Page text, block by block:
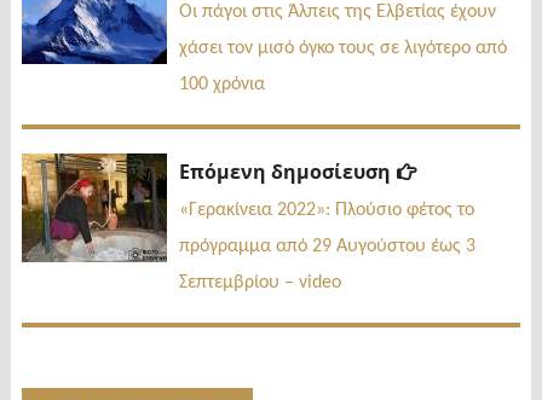
άρθρων
Οι πάγοι στις Άλπεις της Ελβετίας έχουν
χάσει τον μισό όγκο τους σε λιγότερο από
100 χρόνια
Επόμενη δημοσίευση
Επόμενη
«Γερακίνεια 2022»: Πλούσιο φέτος το
πρόγραμμα από 29 Αυγούστου έως 3
Σεπτεμβρίου – video